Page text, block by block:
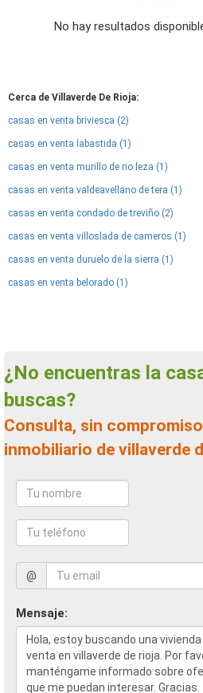
No hay resultados
Cerca de Villaverde De Rioja:
casas en venta briviesca (2)
casas en venta labastida (1)
casas en venta murillo de rio leza (1)
casas en venta valdeavellano de tera (1)
casas en venta condado de treviño (2)
casas en venta villoslada de cameros (1)
casas en venta duruelo de la sierra (1)
casas en venta belorado (1)
¿No encuentras la casa en venta que
buscas?
Consulta, sin compromiso, a un agente
inmobiliario de villaverde
@
Mensaje: